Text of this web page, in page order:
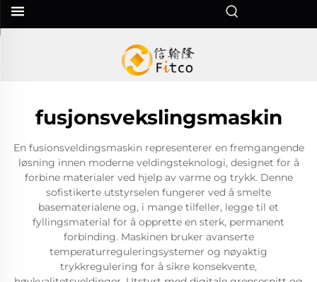
fusjonsvekslingsmaskin
En fusionsveldingsmaskin representerer en fremgangende
løsning innen moderne veldingsteknologi, designet for å
forbine materialer ved hjelp av varme og trykk. Denne
sofistikerte utstyrselen fungerer ved å smelte
basematerialene og, i mange tilfeller, legge til et
fyllingsmaterial for å opprette en sterk, permanent
forbinding. Maskinen bruker avanserte
temperaturreguleringsystemer og nøyaktig
trykkregulering for å sikre konsekvente,